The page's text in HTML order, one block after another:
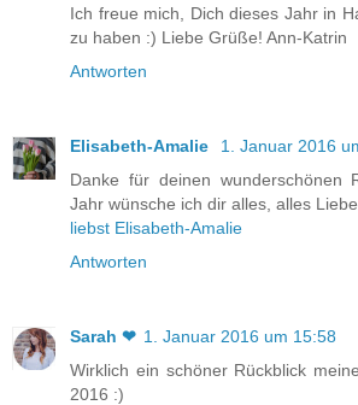
Ich freue mich, Dich dieses Jahr in
zu haben :) Liebe Grüße! Ann-Katrin
Antworten
Elisabeth-Amalie
1. Januar 2016
Danke für deinen wunderschönen
Jahr wünsche ich dir alles, alles
liebst Elisabeth-Amalie
Antworten
Sarah ❤ 1. Januar 2016 um 15:58
Wirklich ein schöner Rückblick
2016 :)